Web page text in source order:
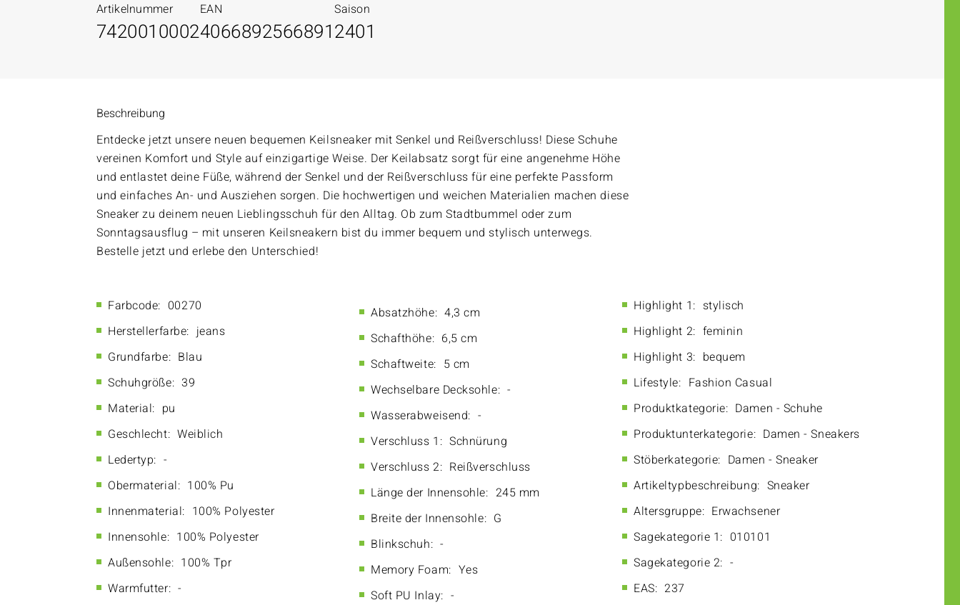
Artikelnummer
7420010002
EAN
4066892566891
Saison
2401
Beschreibung
Entdecke jetzt unsere neuen bequemen Keilsneaker mit Senkel und Reißverschluss! Diese Schuhe
vereinen Komfort und Style auf einzigartige Weise. Der Keilabsatz sorgt für eine angenehme Höhe
und entlastet deine Füße, während der Senkel und der Reißverschluss für eine perfekte Passform
und einfaches An- und Ausziehen sorgen. Die hochwertigen und weichen Materialien machen diese
Sneaker zu deinem neuen Lieblingsschuh für den Alltag. Ob zum Stadtbummel oder zum
Sonntagsausflug – mit unseren Keilsneakern bist du immer bequem und stylisch unterwegs.
Bestelle jetzt und erlebe den Unterschied!
Farbcode: 00270
Herstellerfarbe: jeans
Grundfarbe: Blau
Schuhgröße: 39
Material: pu
Geschlecht: Weiblich
Ledertyp: -
Obermaterial: 100% Pu
Innenmaterial: 100% Polyester
Innensohle: 100% Polyester
Außensohle: 100% Tpr
Warmfutter: -
Absatzhöhe: 4,3 cm
Schafthöhe: 6,5 cm
Schaftweite: 5 cm
Wechselbare Decksohle: -
Wasserabweisend: -
Verschluss 1: Schnürung
Verschluss 2: Reißverschluss
Länge der Innensohle: 245 mm
Breite der Innensohle: G
Blinkschuh: -
Memory Foam: Yes
Soft PU Inlay: -
Highlight 1: stylisch
Highlight 2: feminin
Highlight 3: bequem
Lifestyle: Fashion Casual
Produktkategorie: Damen - Schuhe
Produktunterkategorie: Damen - Sneakers
Stöberkategorie: Damen - Sneaker
Artikeltypbeschreibung: Sneaker
Altersgruppe: Erwachsener
Sagekategorie 1: 010101
Sagekategorie 2: -
EAS: 237